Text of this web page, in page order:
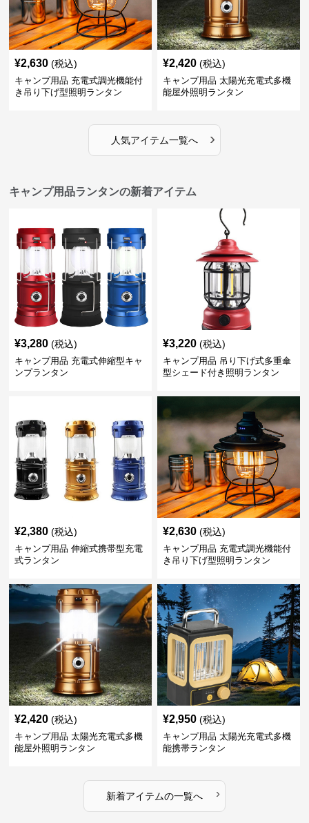
¥2,630 (税込)
キャンプ用品 充電式調光機能付
き吊り下げ型照明ランタン
¥2,420 (税込)
キャンプ用品 太陽光充電式多機
能屋外照明ランタン
人気アイテム一覧へ ›
キャンプ用品ランタンの新着アイテム
¥3,280 (税込)
キャンプ用品 充電式伸縮型キャ
ンプランタン
¥3,220 (税込)
キャンプ用品 吊り下げ式多重傘
型シェード付き照明ランタン
¥2,380 (税込)
キャンプ用品 伸縮式携帯型充電
式ランタン
¥2,630 (税込)
キャンプ用品 充電式調光機能付
き吊り下げ型照明ランタン
¥2,420 (税込)
キャンプ用品 太陽光充電式多機
能屋外照明ランタン
¥2,950 (税込)
キャンプ用品 太陽光充電式多機
能携帯ランタン
新着アイテムの一覧へ ›